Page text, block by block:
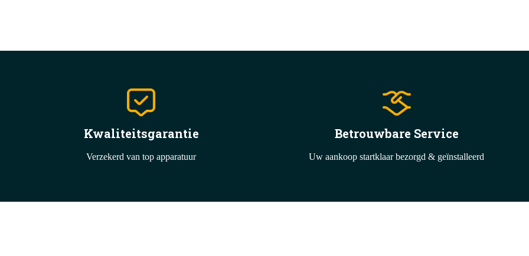
Kwaliteitsgarantie
Verzekerd van top apparatuur
Betrouwbare Service
Uw aankoop startklaar bezorgd & geïnstalleerd